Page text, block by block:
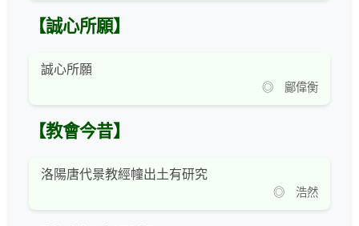
【誠心所願】
誠心所願
◎ 鄺偉衡
【教會今昔】
洛陽唐代景教經幢出土有研究
◎ 浩然